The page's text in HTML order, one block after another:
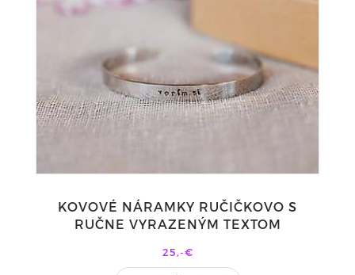
KOVOVÉ NÁRAMKY RUČIČKOVO S
RUČNE VYRAZENÝM TEXTOM
25,-€